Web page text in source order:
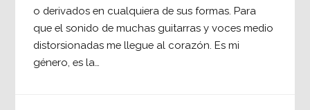
o derivados en cualquiera de sus formas. Para
que el sonido de muchas guitarras y voces medio
distorsionadas me llegue al corazón. Es mi
género, es la…